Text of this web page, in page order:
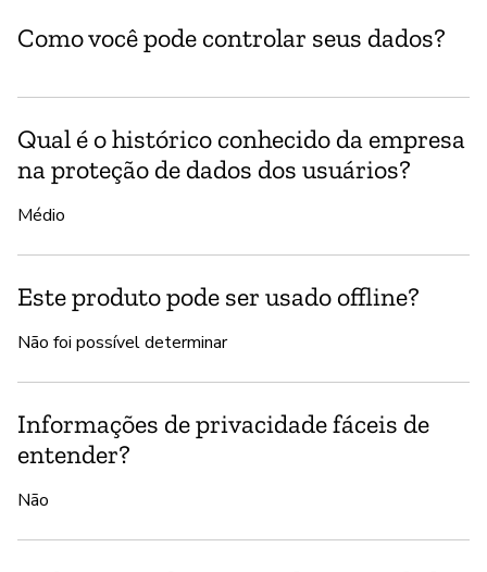
Como você pode controlar seus dados?
Qual é o histórico conhecido da empresa
na proteção de dados dos usuários?
Médio
Este produto pode ser usado offline?
Não foi possível determinar
Informações de privacidade fáceis de
entender?
Não